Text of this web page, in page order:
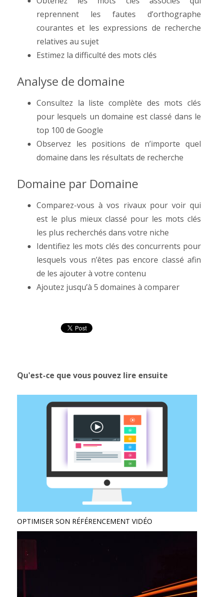
reprennent les fautes d’orthographe
courantes et les expressions de recherche
relatives au sujet
Estimez la difficulté des mots clés
Analyse de domaine
Consultez la liste complète des mots clés
pour lesquels un domaine est classé dans le
top 100 de Google
Observez les positions de n’importe quel
domaine dans les résultats de recherche
Domaine par Domaine
Comparez-vous à vos rivaux pour voir qui
est le plus mieux classé pour les mots clés
les plus recherchés dans votre niche
Identifiez les mots clés des concurrents pour
lesquels vous n’êtes pas encore classé afin
de les ajouter à votre contenu
Ajoutez jusqu’à 5 domaines à comparer
Qu'est-ce que vous pouvez lire ensuite
OPTIMISER SON RÉFÉRENCEMENT VIDÉO